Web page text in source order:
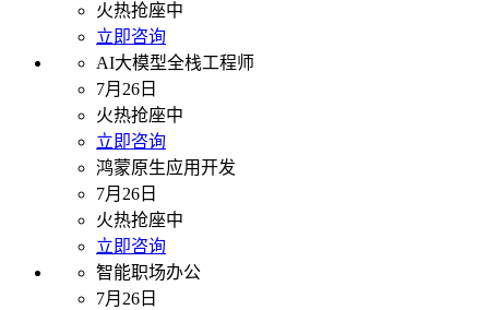
火热抢座中
立即咨询
AI大模型全栈工程师
7月26日
火热抢座中
立即咨询
鸿蒙原生应用开发
7月26日
火热抢座中
立即咨询
智能职场办公
7月26日